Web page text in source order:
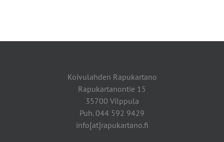
Koivulahden Rapukartano
Rapukartanontie 15
35700 Vilppula
Puh. 044 592 9429
info[at]rapukartano.fi